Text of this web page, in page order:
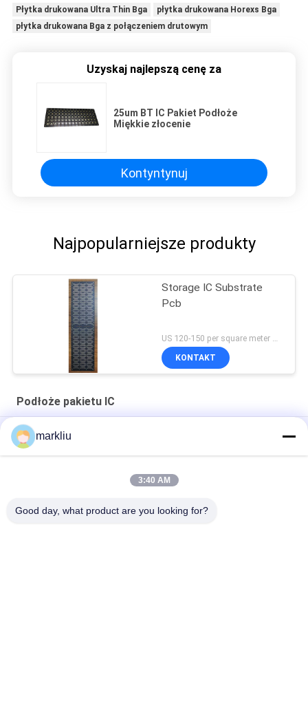
Płytka drukowana Ultra Thin Bga
płytka drukowana Horexs Bga
płytka drukowana Bga z połączeniem drutowym
Uzyskaj najlepszą cenę za
25um BT IC Pakiet Podłoże
Miękkie złocenie
Kontyntynuj
Najpopularniejsze produkty
Storage IC Substrate
Pcb
US 120-150 per square meter MOQ:1 metr kwadratowy
KONTAKT
Podłoże pakietu IC
Produkcja podłoży materiałowych marki Hitachi BT
Hitachi BT IC Package Wspieranie produkcji podłoża
0,15 mm podłoże pakietu montażowego IC Do pakietu
markliu
3:40 AM
Good day, what product are you looking for?